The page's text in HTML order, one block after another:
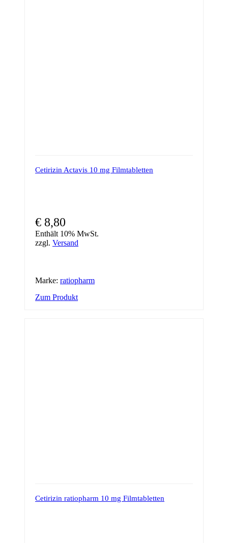
Cetirizin Actavis 10 mg Filmtabletten
€ 8,80
Enthält 10% MwSt.
zzgl. Versand
Marke: ratiopharm
Zum Produkt
Cetirizin ratiopharm 10 mg Filmtabletten